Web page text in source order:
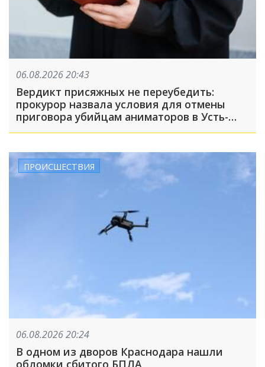
06.08.2026 20:43
Вердикт присяжных не переубедить:
прокурор назвала условия для отмены
приговора убийцам аниматоров в Усть-
Лабинске
ПРОИСШЕСТВИЯ
06.08.2026 20:24
В одном из дворов Краснодара нашли
обломки сбитого БПЛА